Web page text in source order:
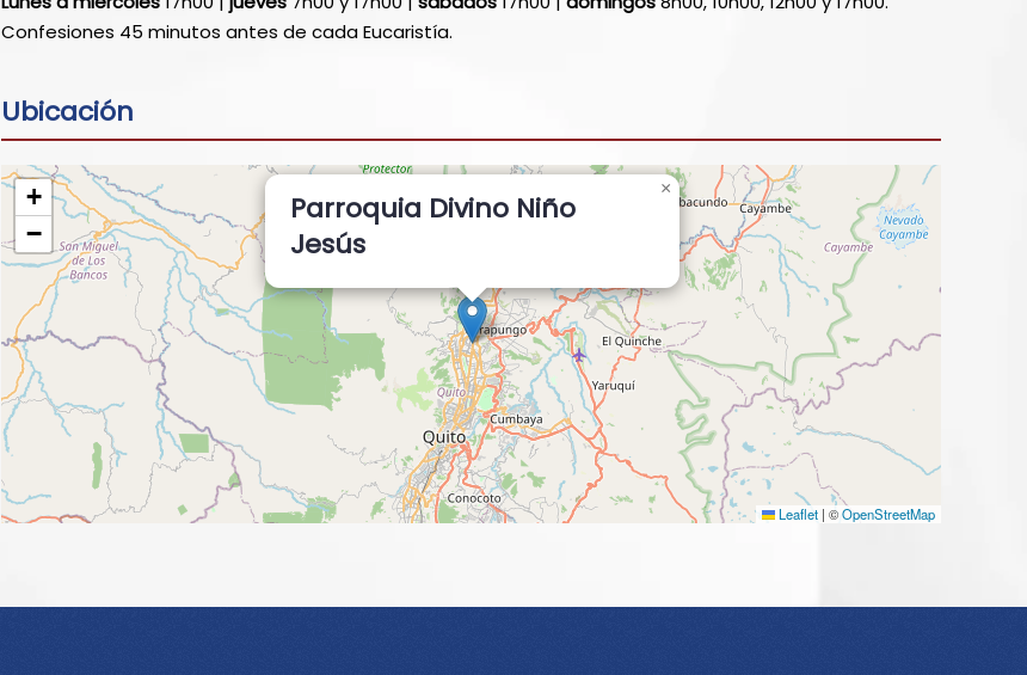
Confesiones 45 minutos antes de cada Eucaristía.
Ubicación
Parroquia Divino Niño
Jesús
×
+
−
Leaflet | ©OpenStreetMap